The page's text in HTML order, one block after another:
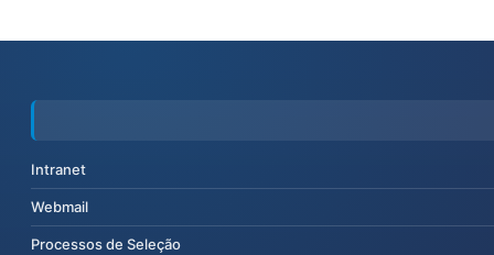
Intranet
Webmail
Processos de Seleção